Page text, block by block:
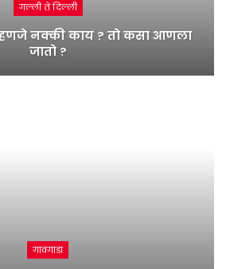
गल्ली ते दिल्ली
नक्की काय ? तो कसा आणला
जातो ?
गावगाडा